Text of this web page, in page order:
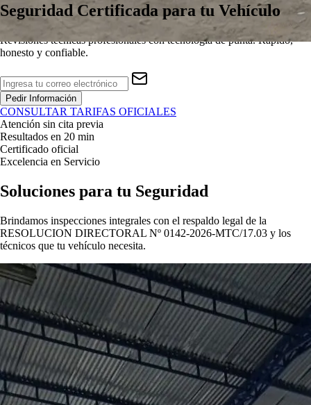
Seguridad Certificada para tu Vehículo
Revisiones técnicas profesionales con tecnología de punta. Rápido,
honesto y confiable.
Pedir Información
CONSULTAR TARIFAS OFICIALES
Atención sin cita previa
Resultados en 20 min
Certificado oficial
Excelencia en Servicio
Soluciones para tu Seguridad
Brindamos inspecciones integrales con el respaldo legal de la
RESOLUCION DIRECTORAL Nº 0142-2026-MTC/17.03 y los
técnicos que tu vehículo necesita.